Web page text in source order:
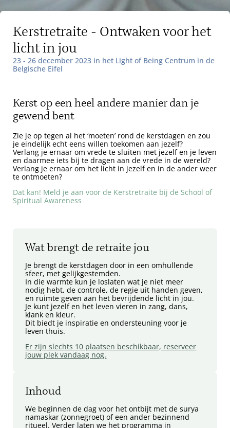
Kerstretraite - Ontwaken voor het
licht in jou
23 - 26 december 2023 in het Light of Being Centrum in de
Belgische Eifel
Kerst op een heel andere manier dan je
gewend bent
Zie je op tegen al het ‘moeten’ rond de kerstdagen en zou
je eindelijk echt eens willen toekomen aan jezelf?
Verlang je ernaar om vrede te sluiten met jezelf en je leven
en daarmee iets bij te dragen aan de vrede in de wereld?
Verlang je ernaar om het licht in jezelf en in de ander weer
te ontmoeten?
Dat kan! Meld je aan voor de Kerstretraite bij de School of
Spiritual Awareness
Wat brengt de retraite jou
Je brengt de kerstdagen door in een omhullende
sfeer, met gelijkgestemden.
In die warmte kun je loslaten wat je niet meer
nodig hebt, de controle, de regie uit handen geven,
en ruimte geven aan het bevrijdende licht in jou.
Je kunt jezelf en het leven vieren in zang, dans,
klank en kleur.
Dit biedt je inspiratie en ondersteuning voor je
leven thuis.
Er zijn slechts 10 plaatsen beschikbaar, reserveer
jouw plek vandaag nog.
Inhoud
We beginnen de dag voor het ontbijt met de surya
namaskar (zonnegroet) of een ander bezinnend
ritueel. Verder laten we het programma in